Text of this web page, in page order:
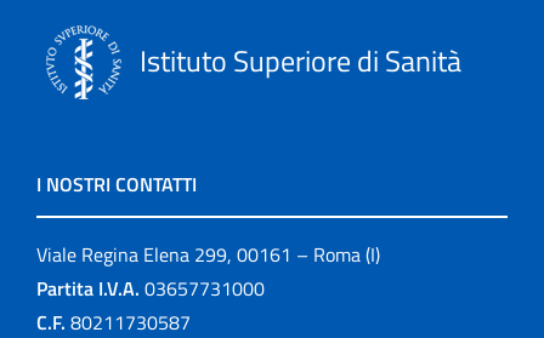
Istituto Superiore di Sanità
I NOSTRI CONTATTI
Viale Regina Elena 299, 00161 – Roma (I)
Partita I.V.A. 03657731000
C.F. 80211730587